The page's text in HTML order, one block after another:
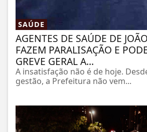
SAÚDE
AGENTES DE SAÚDE DE
FAZEM PARALISAÇÃO E
GREVE GERAL A...
A insatisfação não é de hoje.
gestão, a Prefeitura não vem...